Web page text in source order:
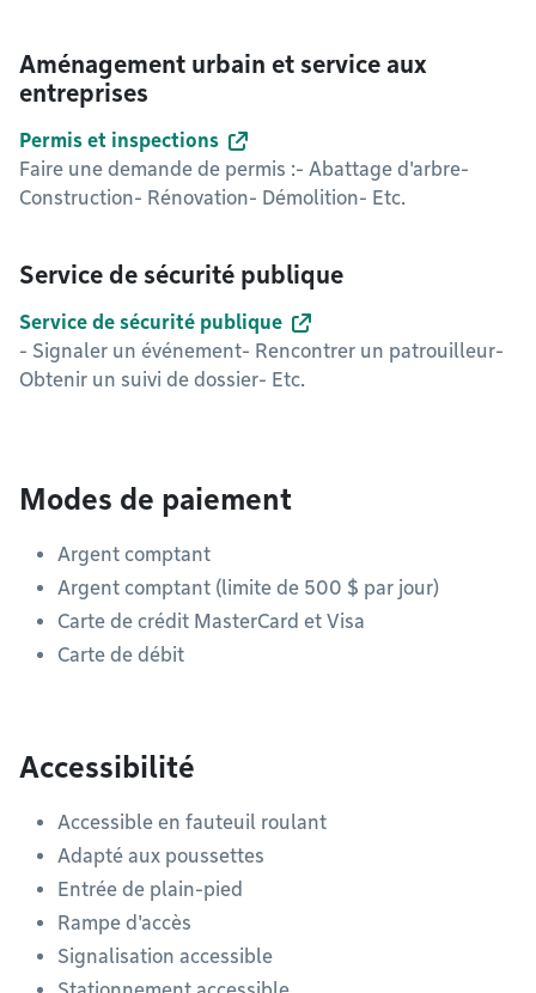
Aménagement urbain et service aux
entreprises
Permis et inspections
Faire une demande de permis :- Abattage d'arbre-
Construction- Rénovation- Démolition- Etc.
Service de sécurité publique
Service de sécurité publique
- Signaler un événement- Rencontrer un patrouilleur-
Obtenir un suivi de dossier- Etc.
Modes de paiement
Argent comptant
Argent comptant (limite de 500 $ par jour)
Carte de crédit MasterCard et Visa
Carte de débit
Accessibilité
Accessible en fauteuil roulant
Adapté aux poussettes
Entrée de plain-pied
Rampe d'accès
Signalisation accessible